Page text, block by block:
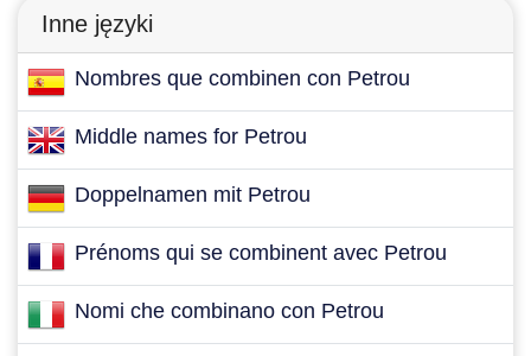
Inne języki
Nombres que combinen con Petrou
Middle names for Petrou
Doppelnamen mit Petrou
Prénoms qui se combinent avec Petrou
Nomi che combinano con Petrou